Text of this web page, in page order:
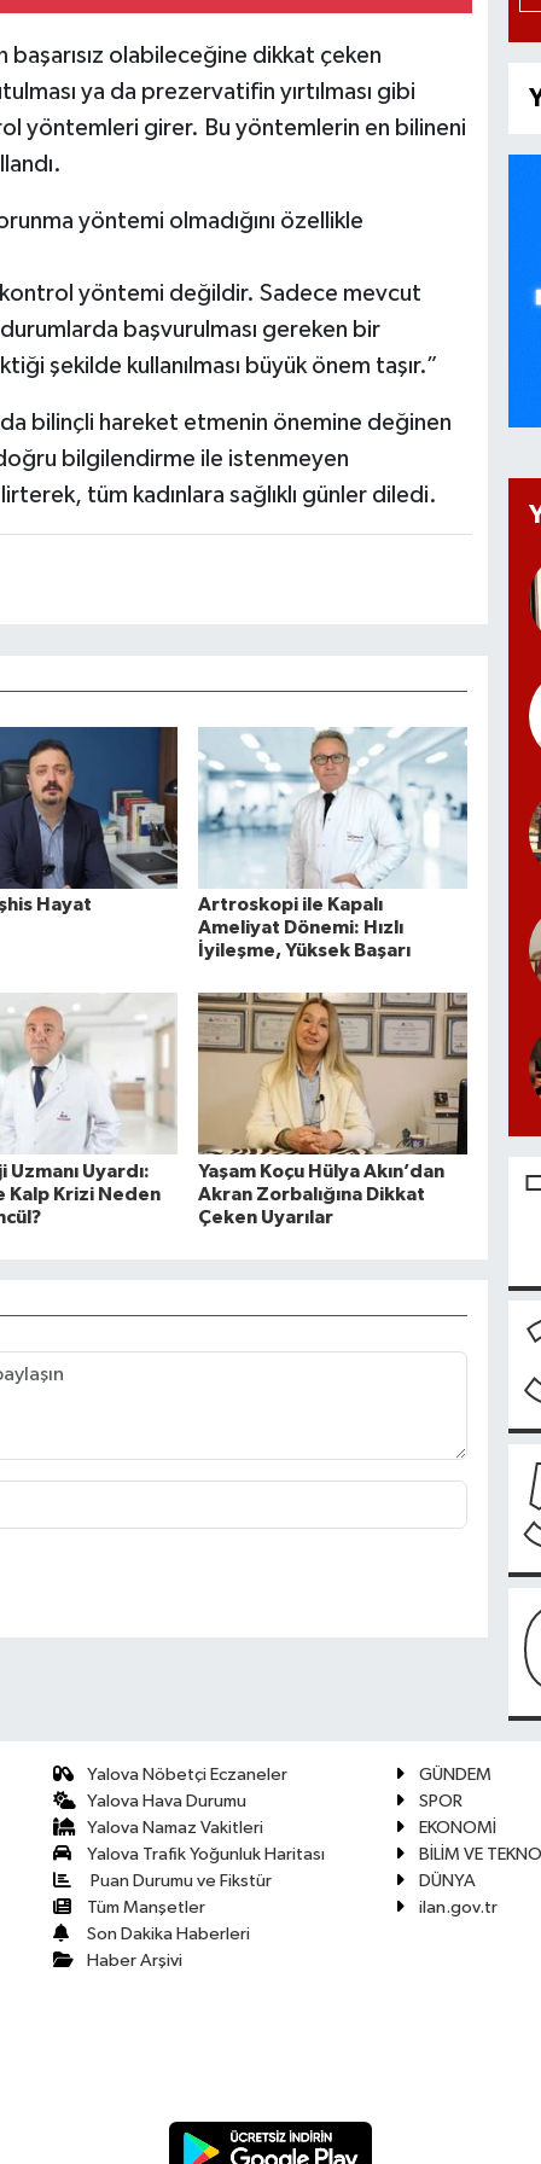
olabileceğine dikkat çeken
ya da prezervatifin yırtılması gibi
yöntemleri girer. Bu yöntemlerin en bilineni
yöntemi olmadığını özellikle
yöntemi değildir. Sadece mevcut
başvurulması gereken bir
şekilde kullanılması büyük önem taşır.”
bilinçli hareket etmenin önemine değinen
bilgilendirme ile istenmeyen
tüm kadınlara sağlıklı günler diledi.
Hayat
Artroskopi ile Kapalı
Ameliyat Dönemi: Hızlı
İyileşme, Yüksek Başarı
Uyardı:
Kalp Krizi Neden
Yaşam Koçu Hülya Akın’dan
Akran Zorbalığına Dikkat
Çeken Uyarılar
Yalova Nöbetçi Eczaneler
Yalova Hava Durumu
Yalova Namaz Vakitleri
Yalova Trafik Yoğunluk Haritası
Puan Durumu ve Fikstür
Tüm Manşetler
Son Dakika Haberleri
Haber Arşivi
GÜNDEM
SPOR
EKONOMİ
BİLİM VE
DÜNYA
ilan.gov.tr